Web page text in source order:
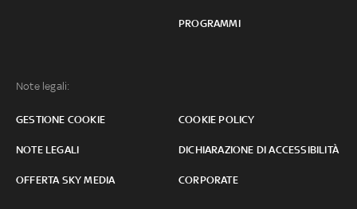
PROGRAMMI
Note legali:
GESTIONE COOKIE COOKIE POLICY
NOTE LEGALI DICHIARAZIONE DI ACCESSIBILITÀ
OFFERTA SKY MEDIA CORPORATE